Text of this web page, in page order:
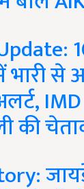
से
की